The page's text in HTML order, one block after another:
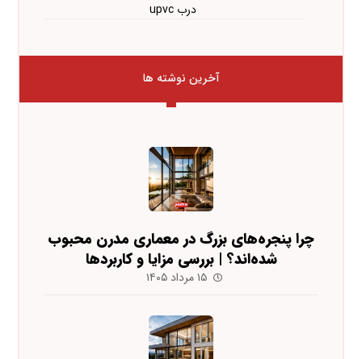
درب upvc
آخرین نوشته ها
چرا پنجره‌های بزرگ در معماری مدرن محبوب
شده‌اند؟ | بررسی مزایا و کاربردها
۱۵ مرداد ۱۴۰۵